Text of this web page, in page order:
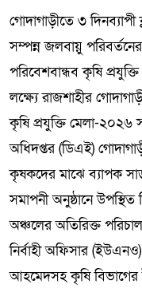
গোদাগাড়ীতে ৩ দিনব্যাপী
সম্পন্ন জলবায়ু
পরিবেশবান্ধব কৃষি
লক্ষ্যে রাজশাহীর
কৃষি প্রযুক্তি মেলা-২০২৬
অধিদপ্তর (ডিএই)
কৃষকদের মাঝে ব্যাপক
সমাপনী অনুষ্ঠানে
অঞ্চলের অতিরিক্ত
নির্বাহী অফিসার
আহমেদসহ কৃষি বিভাগের